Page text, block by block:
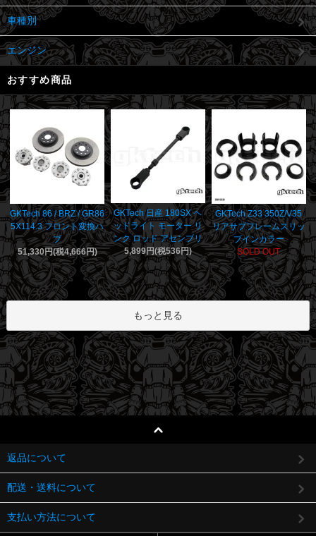
車種別
エンジン
おすすめ商品
GKTech 86 / BRZ / GR86
5X114.3 フロント変換ハ
ブ
51,330円(税4,666円)
GKTech 日産 180SX ヘ
ッドライト モーター リ
ンク ロッド アセンブリ
5,899円(税536円)
GKTech Z33 350Z/V35
リアサブフレームスリッ
プインカラー
SOLD OUT
もっと見る
返品について
配送・送料について
支払い方法について